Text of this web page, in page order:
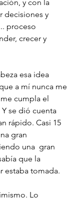
y con la
decisiones y
proceso
crecer y
esa idea
a mí nunca me
cumpla el
se dió cuenta
rápido. Casi 15
gran
una  gran
que la
estaba tomada.
Lo